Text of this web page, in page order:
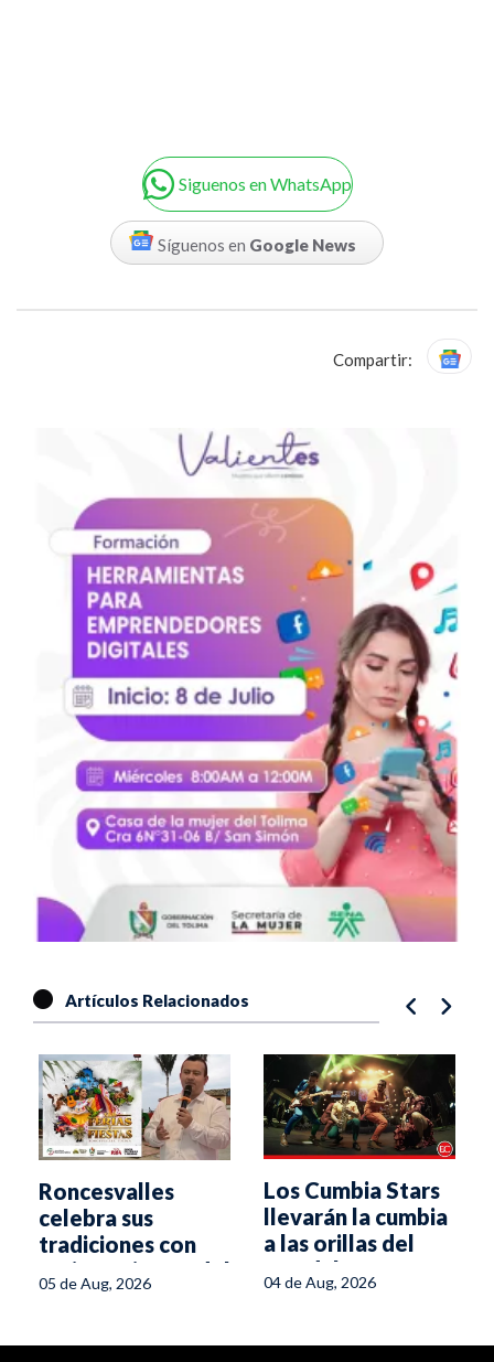
Siguenos en WhatsApp
Síguenos en Google News
Compartir:
Artículos Relacionados
Roncesvalles
celebra sus
tradiciones con
Ferias y Fiestas del
14 al 17 de agosto
05 de Aug, 2026
Los Cumbia Stars
llevarán la cumbia
a las orillas del
Magdalena
04 de Aug, 2026